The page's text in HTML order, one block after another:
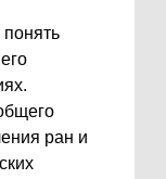
ран и